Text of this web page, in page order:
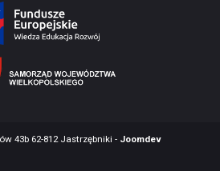
43b 62-812 Jastrzębniki - Joomdev